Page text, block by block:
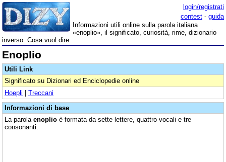
login/registrati
contest - guida
Informazioni utili online sulla parola italiana
«enoplio», il significato, curiosità, rime, dizionario
inverso. Cosa vuol dire.
Enoplio
Utili Link
Significato su Dizionari ed Enciclopedie online
Hoepli | Treccani
Informazioni di base
La parola enoplio è formata da sette lettere, quattro vocali e tre
consonanti.